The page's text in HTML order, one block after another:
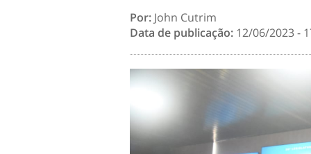
Por: John Cutrim
Data de publicação: 12/06/2023 -